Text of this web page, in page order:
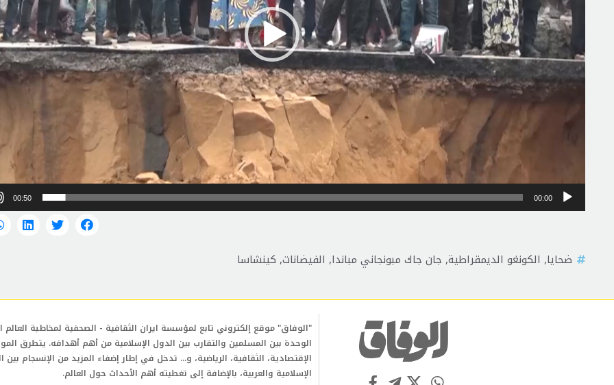
00:00
00:50
ضحايا, الكونغو الديمقراطية, جان جاك مبونجاني مباندا, الفيضانات, كينشاسا
"الوفاق" موقع إلكتروني تابع لمؤسسة ايران الثقافية - الصحفية لمخاطبة العالم
الوحدة بين المسلمين والتقارب بين الدول الإسلامية من أهم أهدافه. يتطرق
الإقتصادية، الثقافية، الرياضية، و... تدخل في إطار إضفاء المزيد من الإنسجام بين
الإسلامية والعربية، بالإضافة إلى تغطيته أهم الأحداث حول العالم.